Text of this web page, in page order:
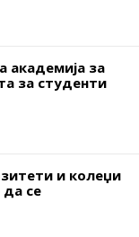
академија за
за студенти
и колеџи
се